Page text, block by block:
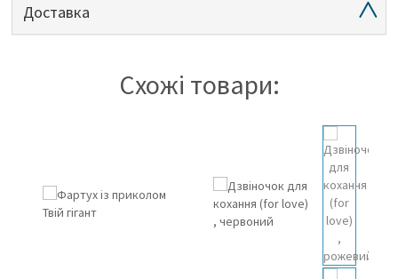
Доставка
Схожі товари: